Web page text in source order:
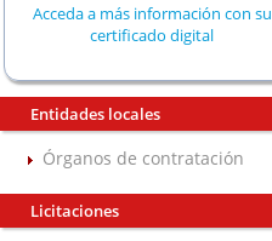
Acceda a más información con su
certificado digital
Entidades locales
Órganos de contratación
Licitaciones